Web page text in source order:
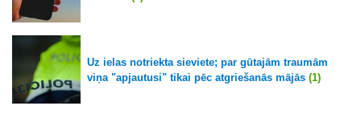
Uz ielas notriekta sieviete; par gūtajām traumām
viņa "apjautusi" tikai pēc atgriešanās mājās (1)